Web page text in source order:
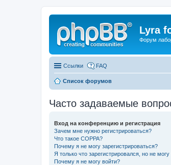
Lyra
Форум
Ссылки FAQ
Список форумов
Часто задаваемые
Вход на конференцию и регистрация
Зачем мне нужно регистрироваться?
Что такое COPPA?
Почему я не могу зарегистрироваться?
Я только что зарегистрировался, но не могу
Почему я не могу войти?